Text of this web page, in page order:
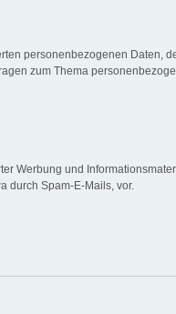
personenbezogenen Daten,
zum Thema
Werbung und
durch Spam-E-Mails, vor.